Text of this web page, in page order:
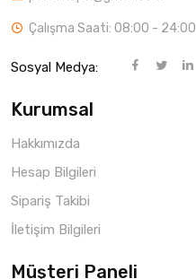
Çalışma Saati: 08:00 - 24:00
Sosyal Medya:
Kurumsal
Hakkımızda
Hesap Bilgileri
Sipariş Takibi
İletişim Bilgileri
Müşteri Paneli